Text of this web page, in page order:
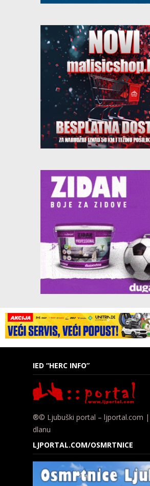
IED “HERC INFO”
®© Ljubuški portal – ljportal.com |
dlanu
LJPORTAL.COM/OSMRTNICE